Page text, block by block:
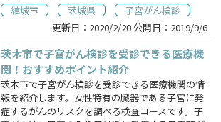
結城市
茨城県
子宮がん検診
更新日： 2020/2/20 公開日： 2019/9/6
茨木市で子宮がん検診を受診できる医療機
関！おすすめポイント紹介
茨木市で子宮がん検診を受診できる医療機関の情
報を紹介します。女性特有の臓器である子宮に発
症するがんのリスクを調べる検査コースです。子